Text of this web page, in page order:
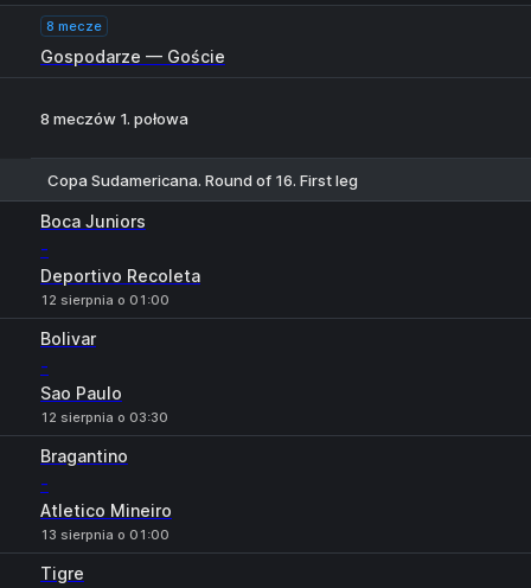
8 mecze
Gospodarze — Goście
8 meczów 1. połowa
Copa Sudamericana. Round of 16. First leg
Boca Juniors
-
Deportivo Recoleta
12 sierpnia o 01:00
Bolivar
-
Sao Paulo
12 sierpnia o 03:30
Bragantino
-
Atletico Mineiro
13 sierpnia o 01:00
Tigre